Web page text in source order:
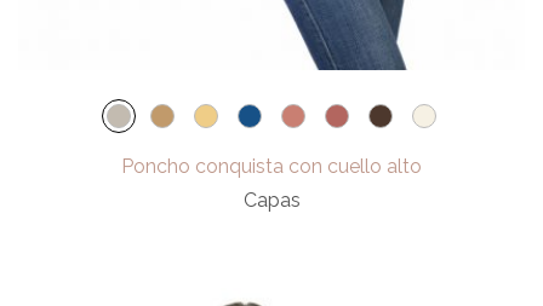
Poncho conquista con cuello alto
Capas